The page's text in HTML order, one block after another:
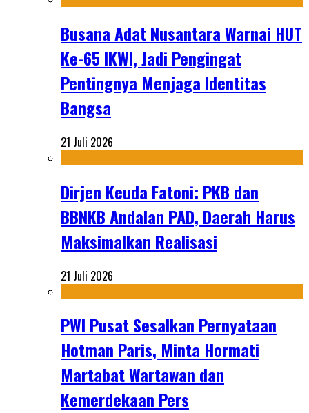
Busana Adat Nusantara Warnai HUT
Ke-65 IKWI, Jadi Pengingat
Pentingnya Menjaga Identitas
Bangsa
21 Juli 2026
Dirjen Keuda Fatoni: PKB dan
BBNKB Andalan PAD, Daerah Harus
Maksimalkan Realisasi
21 Juli 2026
PWI Pusat Sesalkan Pernyataan
Hotman Paris, Minta Hormati
Martabat Wartawan dan
Kemerdekaan Pers